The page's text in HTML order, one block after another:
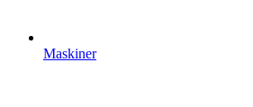
Maskiner